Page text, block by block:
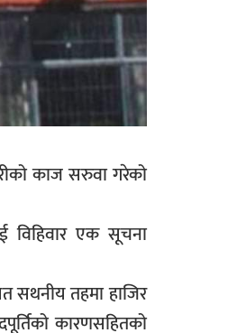
काज सरुवा गरेको
विहिवार एक सूचना
सथनीय तहमा हाजिर
कारणसहितको